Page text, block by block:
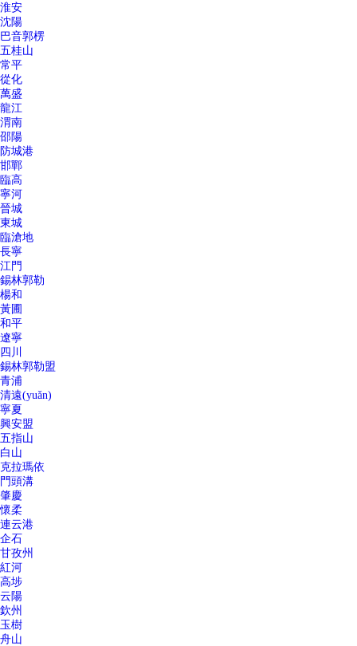
淮安
沈陽
巴音郭楞
五桂山
常平
從化
萬盛
龍江
渭南
邵陽
防城港
邯鄲
臨高
寧河
晉城
東城
臨滄地
長寧
江門
錫林郭勒
楊和
黃圃
和平
遼寧
四川
錫林郭勒盟
青浦
清遠(yuǎn)
寧夏
興安盟
五指山
白山
克拉瑪依
門頭溝
肇慶
懷柔
連云港
企石
甘孜州
紅河
高埗
云陽
欽州
玉樹
舟山